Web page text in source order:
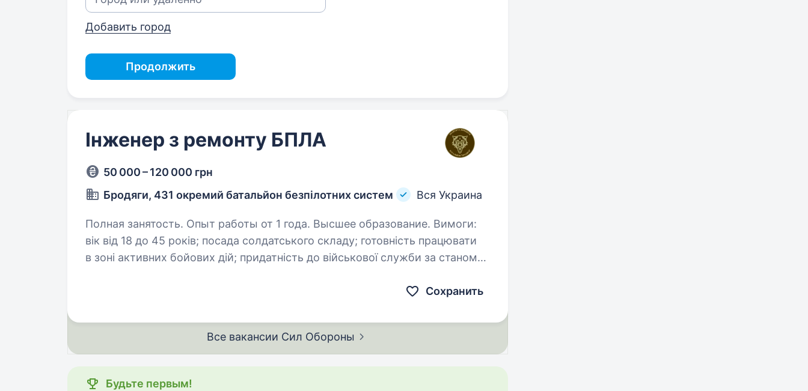
Добавить город
Продолжить
Інженер з ремонту БПЛА
50 000 – 120 000 грн
Бродяги, 431 окремий батальйон безпілотних систем
Вся Украина
Полная занятость. Опыт работы от 1 года. Высшее образование. Вимоги:
вік від 18 до 45 років; посада солдатського складу; готовність працювати
в зоні активних бойових дій; придатність до військової служби за станом
Сохранить
Все вакансии Сил Обороны
Будьте первым!